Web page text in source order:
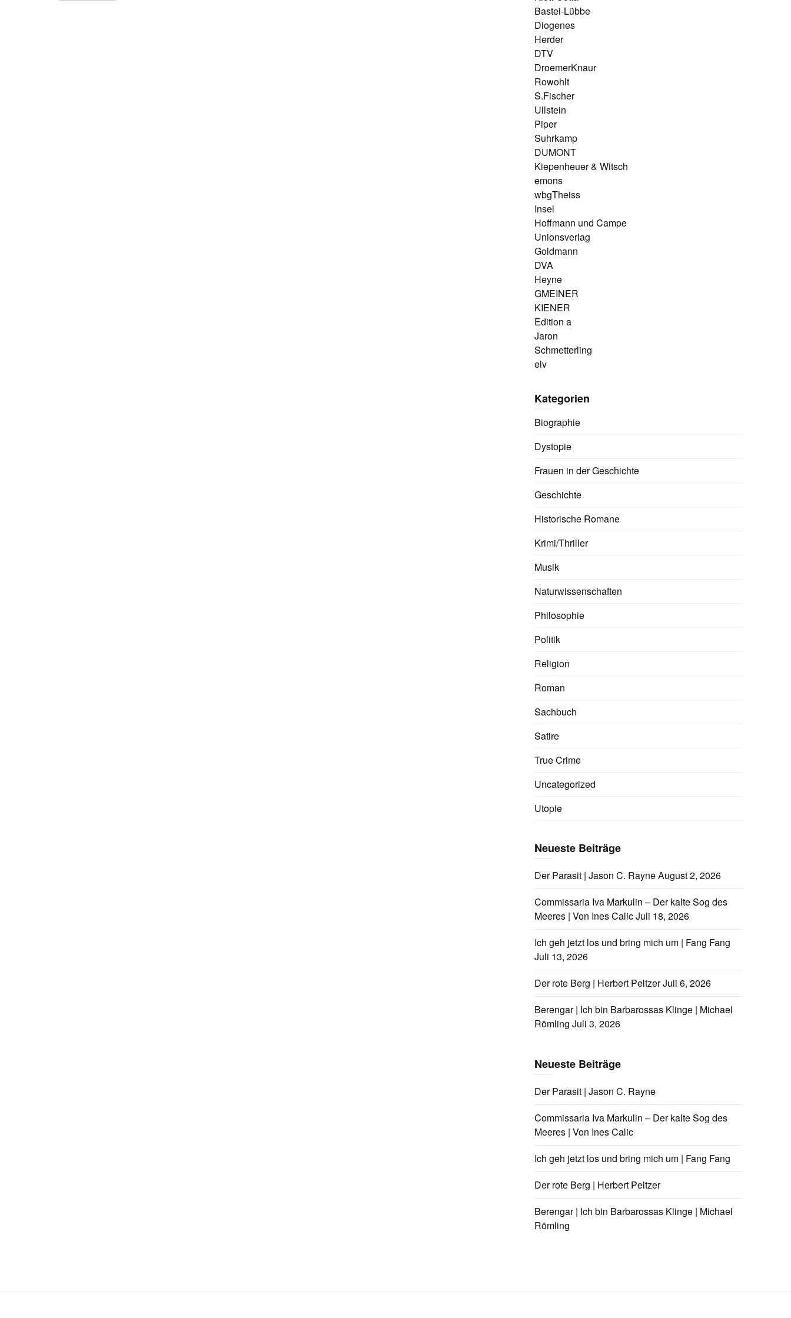
Bastei-Lübbe
Diogenes
Herder
DTV
DroemerKnaur
Rowohlt
S.Fischer
Ullstein
Piper
Suhrkamp
DUMONT
Kiepenheuer & Witsch
emons
wbgTheiss
Insel
Hoffmann und Campe
Unionsverlag
Goldmann
DVA
Heyne
GMEINER
KIENER
Edition a
Jaron
Schmetterling
elv
Kategorien
Biographie
Dystopie
Frauen in der Geschichte
Geschichte
Historische Romane
Krimi/Thriller
Musik
Naturwissenschaften
Philosophie
Politik
Religion
Roman
Sachbuch
Satire
True Crime
Uncategorized
Utopie
Neueste Beiträge
Der Parasit | Jason C. RayneAugust 2, 2026
Commissaria Iva Markulin – Der kalte Sog des
Meeres | Von Ines CalicJuli 18, 2026
Ich geh jetzt los und bring mich um | Fang Fang
Juli 13, 2026
Der rote Berg | Herbert PeltzerJuli 6, 2026
Berengar | Ich bin Barbarossas Klinge | Michael
Römling Juli 3, 2026
Neueste Beiträge
Der Parasit | Jason C. Rayne
Commissaria Iva Markulin – Der kalte Sog des
Meeres | Von Ines Calic
Ich geh jetzt los und bring mich um | Fang Fang
Der rote Berg | Herbert Peltzer
Berengar | Ich bin Barbarossas Klinge | Michael
Römling